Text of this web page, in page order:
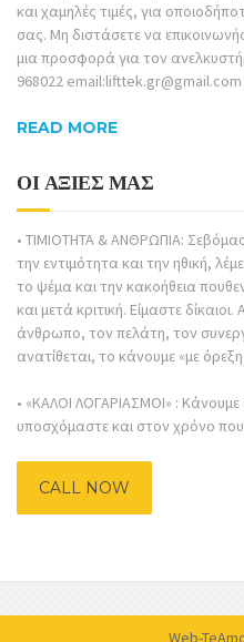
και χαμηλές τιμές, για
σας. Μη διστάσετε να
μια προσφορά για τον
968022 email:lifttek.gr@gmail.com
READ MORE
ΟΙ ΑΞΙΕΣ ΜΑΣ
• ΤΙΜΙΟΤΗΤΑ & ΑΝΘΡΩΠΙΑ:
την εντιμότητα και την ηθική,
το ψέμα και την κακοήθεια
και μετά κριτική. Είμαστε
άνθρωπο, τον πελάτη, τον
ανατίθεται, το κάνουμε «με όρεξη
• «ΚΑΛΟΙ ΛΟΓΑΡΙΑΣΜΟΙ» :
υποσχόμαστε και στον χρόνο
CALL NOW